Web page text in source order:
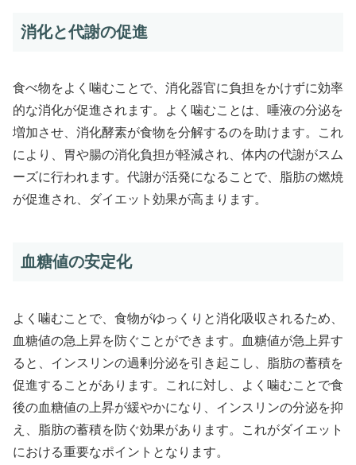
消化と代謝の促進
食べ物をよく噛むことで、消化器官に負担をかけずに効率
的な消化が促進されます。よく噛むことは、唾液の分泌を
増加させ、消化酵素が食物を分解するのを助けます。これ
により、胃や腸の消化負担が軽減され、体内の代謝がスム
ーズに行われます。代謝が活発になることで、脂肪の燃焼
が促進され、ダイエット効果が高まります。
血糖値の安定化
よく噛むことで、食物がゆっくりと消化吸収されるため、
血糖値の急上昇を防ぐことができます。血糖値が急上昇す
ると、インスリンの過剰分泌を引き起こし、脂肪の蓄積を
促進することがあります。これに対し、よく噛むことで食
後の血糖値の上昇が緩やかになり、インスリンの分泌を抑
え、脂肪の蓄積を防ぐ効果があります。これがダイエット
における重要なポイントとなります。